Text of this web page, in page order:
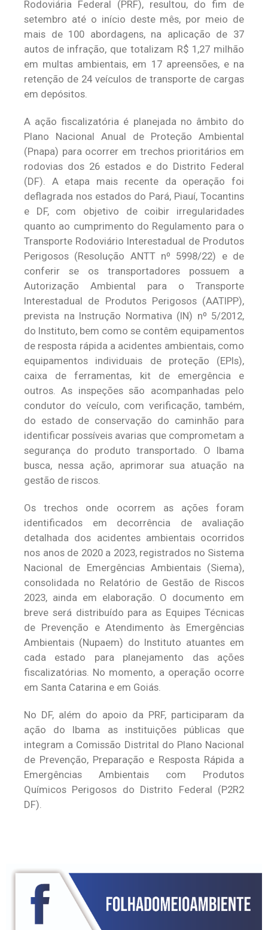
Rodoviária Federal (PRF), resultou, do fim de
setembro até o início deste mês, por meio de
mais de 100 abordagens, na aplicação de 37
autos de infração, que totalizam R$ 1,27 milhão
em multas ambientais, em 17 apreensões, e na
retenção de 24 veículos de transporte de cargas
em depósitos.
A ação fiscalizatória é planejada no âmbito do
Plano Nacional Anual de Proteção Ambiental
(Pnapa) para ocorrer em trechos prioritários em
rodovias dos 26 estados e do Distrito Federal
(DF). A etapa mais recente da operação foi
deflagrada nos estados do Pará, Piauí, Tocantins
e DF, com objetivo de coibir irregularidades
quanto ao cumprimento do Regulamento para o
Transporte Rodoviário Interestadual de Produtos
Perigosos (Resolução ANTT nº 5998/22) e de
conferir se os transportadores possuem a
Autorização Ambiental para o Transporte
Interestadual de Produtos Perigosos (AATIPP),
prevista na Instrução Normativa (IN) nº 5/2012,
do Instituto, bem como se contêm equipamentos
de resposta rápida a acidentes ambientais, como
equipamentos individuais de proteção (EPIs),
caixa de ferramentas, kit de emergência e
outros. As inspeções são acompanhadas pelo
condutor do veículo, com verificação, também,
do estado de conservação do caminhão para
identificar possíveis avarias que comprometam a
segurança do produto transportado. O Ibama
busca, nessa ação, aprimorar sua atuação na
gestão de riscos.
Os trechos onde ocorrem as ações foram
identificados em decorrência de avaliação
detalhada dos acidentes ambientais ocorridos
nos anos de 2020 a 2023, registrados no Sistema
Nacional de Emergências Ambientais (Siema),
consolidada no Relatório de Gestão de Riscos
2023, ainda em elaboração. O documento em
breve será distribuído para as Equipes Técnicas
de Prevenção e Atendimento às Emergências
Ambientais (Nupaem) do Instituto atuantes em
cada estado para planejamento das ações
fiscalizatórias. No momento, a operação ocorre
em Santa Catarina e em Goiás.
No DF, além do apoio da PRF, participaram da
ação do Ibama as instituições públicas que
integram a Comissão Distrital do Plano Nacional
de Prevenção, Preparação e Resposta Rápida a
Emergências Ambientais com Produtos
Químicos Perigosos do Distrito Federal (P2R2
DF).